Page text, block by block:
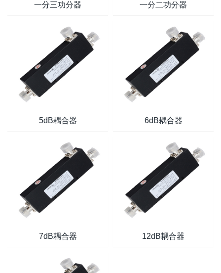
一分三功分器 一分二功分器
5dB耦合器 6dB耦合器
7dB耦合器 12dB耦合器